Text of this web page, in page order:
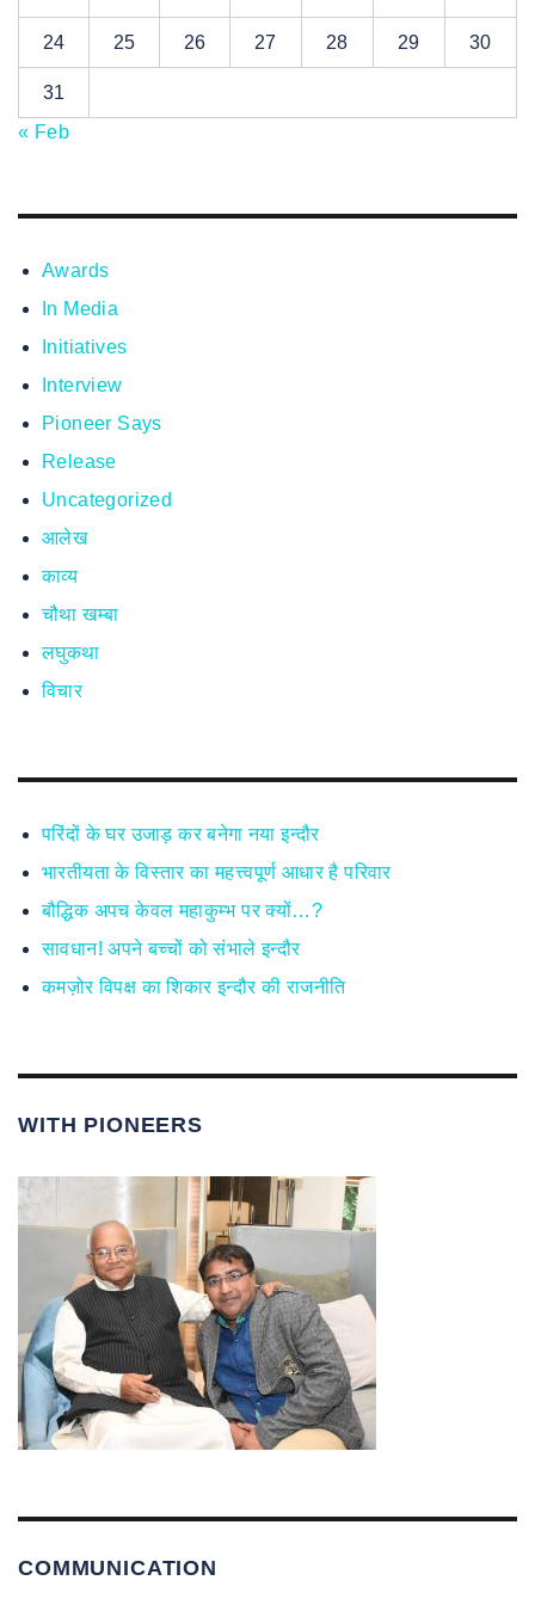
24 25 26 27 28 29 30
31
« Feb
Awards
In Media
Initiatives
Interview
Pioneer Says
Release
Uncategorized
आलेख
काव्य
चौथा खम्बा
लघुकथा
विचार
परिंदों के घर उजाड़ कर बनेगा नया इन्दौर
भारतीयता के विस्तार का महत्त्वपूर्ण आधार है परिवार
बौद्धिक अपच केवल महाकुम्भ पर क्यों…?
सावधान! अपने बच्चों को संभाले इन्दौर
कमज़ोर विपक्ष का शिकार इन्दौर की राजनीति
WITH PIONEERS
COMMUNICATION